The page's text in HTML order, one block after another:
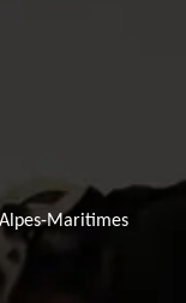
Maritimes